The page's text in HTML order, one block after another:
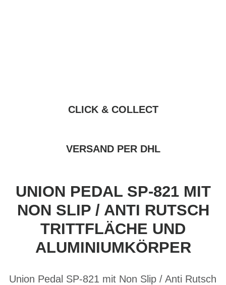
CLICK & COLLECT
VERSAND PER DHL
UNION PEDAL SP-821 MIT
NON SLIP / ANTI RUTSCH
TRITTFLÄCHE UND
ALUMINIUMKÖRPER
Union Pedal SP-821 mit Non Slip / Anti Rutsch